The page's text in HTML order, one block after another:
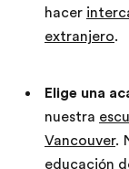
hacer
extranjero.
Elige una
nuestra
Vancouver.
educación